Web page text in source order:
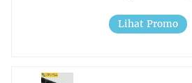
Lihat Promo